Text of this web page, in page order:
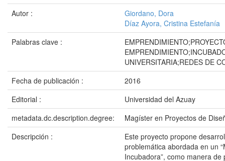
Autor :
Giordano, Dora
Díaz Ayora, Cristina Estefanía
Palabras clave :
UNIVERSITARIA;REDES DE
Fecha de publicación :
2016
Editorial :
Universidad del Azuay
metadata.dc.description.degree:
Magíster en Proyectos de
Descripción :
Este proyecto propone
problemática abordada en un
Incubadora”, como manera de